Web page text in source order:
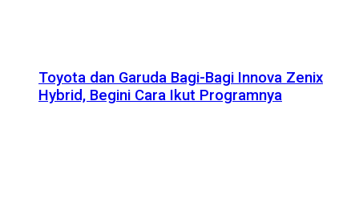
Toyota dan Garuda Bagi-Bagi Innova Zenix
Hybrid, Begini Cara Ikut Programnya